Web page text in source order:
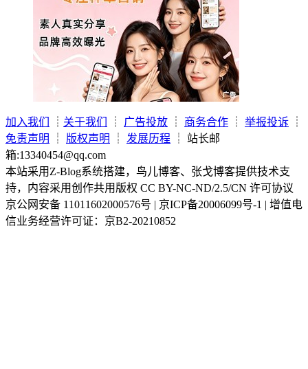
加入我们 ┊ 关于我们 ┊ 广告投放 ┊ 商务合作 ┊ 举报投诉 ┊
免责声明
┊ 版权声明 ┊ 发展历程 ┊ 站长邮
箱:13340454@qq.com
本站采用Z-Blog系统搭建，鸟儿博客、张戈博客提供技术支
持，内容采用创作共用版权 CC BY-NC-ND/2.5/CN 许可协议
京公网安备 11011602000576号 | 京ICP备20006099号-1 | 增值电
信业务经营许可证：京B2-20210852